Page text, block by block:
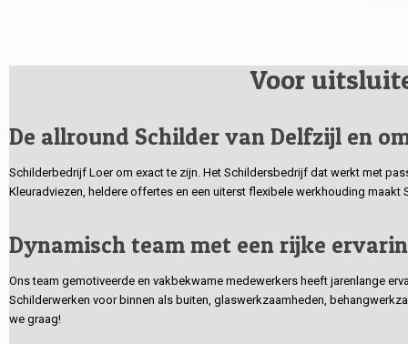
Voor
De allround Schilder van Delfzijl en
Schilderbedrijf Loer om exact te zijn. Het Schildersbedrijf dat werkt met
Kleuradviezen, heldere offertes en een uiterst flexibele werkhouding
Dynamisch team met een rijke
Ons team gemotiveerde en vakbekwame medewerkers heeft jarenlange
Schilderwerken voor binnen als buiten, glaswerkzaamheden,
we graag!